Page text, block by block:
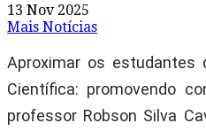
13 Nov 2025
Mais Notícias
Aproximar os estudantes
Científica: promovendo
professor Robson Silva